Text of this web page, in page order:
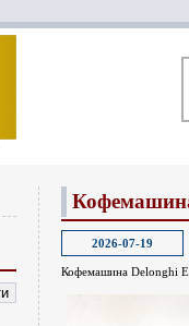
2026-07-19
Кофемашина Delonghi